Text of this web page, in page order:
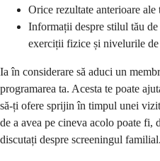
Orice rezultate anterioare ale
Informații despre stilul tău
exerciții fizice și nivelurile de
Ia în considerare să aduci un
programarea ta. Acesta te poate
să-ți ofere sprijin în timpul unei
de a avea pe cineva acolo poate fi,
discutați despre screeningul familial.